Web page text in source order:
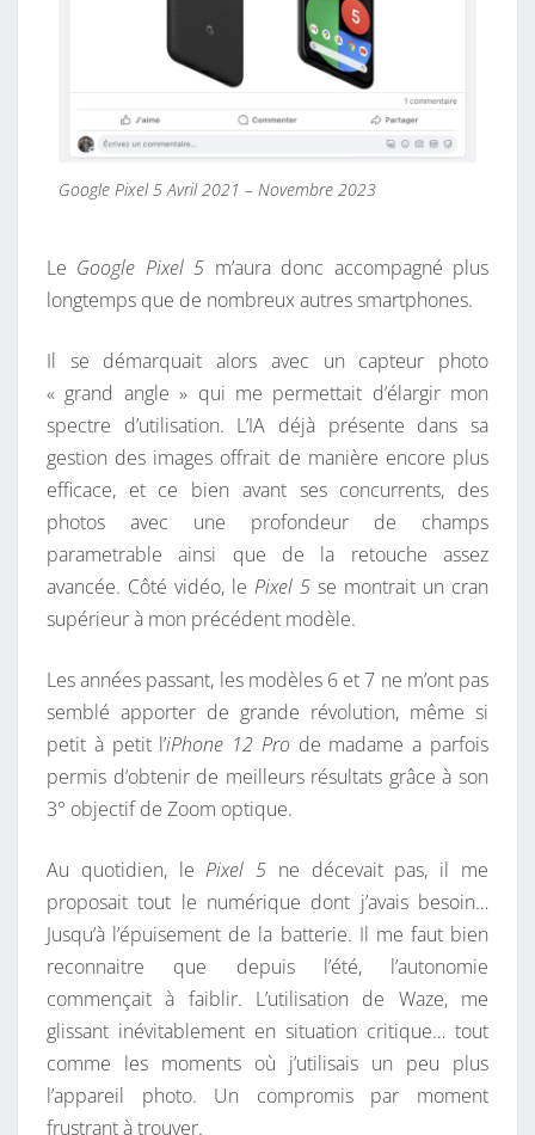
Google Pixel 5 Avril 2021 – Novembre 2023
Le Google Pixel 5 m’aura donc accompagné plus
longtemps que de nombreux autres smartphones.
Il se démarquait alors avec un capteur photo
« grand angle » qui me permettait d’élargir mon
spectre d’utilisation. L’IA déjà présente dans sa
gestion des images offrait de manière encore plus
efficace, et ce bien avant ses concurrents, des
photos avec une profondeur de champs
parametrable ainsi que de la retouche assez
avancée. Côté vidéo, le Pixel 5 se montrait un cran
supérieur à mon précédent modèle.
Les années passant, les modèles 6 et 7 ne m’ont pas
semblé apporter de grande révolution, même si
petit à petit l’iPhone 12 Prode madame a parfois
permis d’obtenir de meilleurs résultats grâce à son
3° objectif de Zoom optique.
Au quotidien, lePixel 5 ne décevait pas, il me
proposait tout le numérique dont j’avais besoin…
Jusqu’à l’épuisement de la batterie. Il me faut bien
reconnaitre que depuis l’été, l’autonomie
commençait à faiblir. L’utilisation de Waze, me
glissant inévitablement en situation critique… tout
comme les moments où j’utilisais un peu plus
l’appareil photo. Un compromis par moment
frustrant à trouver.